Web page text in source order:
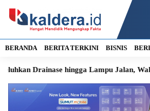
BERANDA BERITA TERKINI BISNIS
Drainase hingga Lampu Jalan, Wali